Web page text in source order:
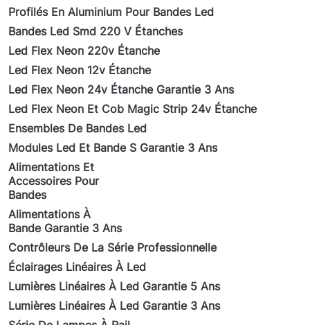
Profilés En Aluminium Pour Bandes Led
Bandes Led Smd 220 V Étanches
Led Flex Neon 220v Étanche
Led Flex Neon 12v Étanche
Led Flex Neon 24v Étanche Garantie 3 Ans
Led Flex Neon Et Cob Magic Strip 24v Étanche
Ensembles De Bandes Led
Modules Led Et Bande S Garantie 3 Ans
Alimentations Et
Accessoires Pour
Bandes
Alimentations À
Bande Garantie 3 Ans
Contrôleurs De La Série Professionnelle
Éclairages Linéaires À Led
Lumières Linéaires À Led Garantie 5 Ans
Lumières Linéaires À Led Garantie 3 Ans